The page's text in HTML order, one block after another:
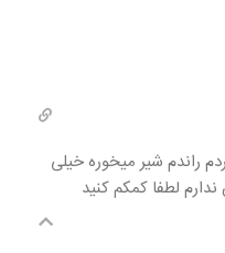
ازدواج کردم راندم شیر میخوره خیلی
لطفا کمکم کنید